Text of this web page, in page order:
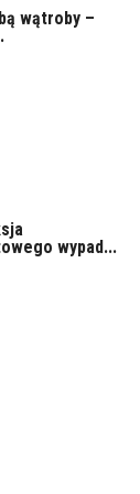
wątroby –
wypad...